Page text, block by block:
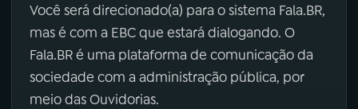
Você será direcionado(a) para o sistema Fala.BR,
mas é com a EBC que estará dialogando. O
Fala.BR é uma plataforma de comunicação da
sociedade com a administração pública, por
meio das Ouvidorias.